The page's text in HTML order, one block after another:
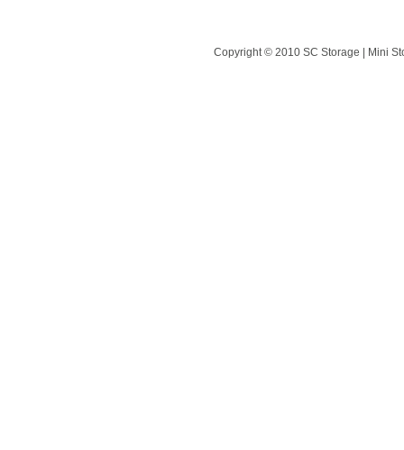
Copyright © 2010 SC Storage | Mini